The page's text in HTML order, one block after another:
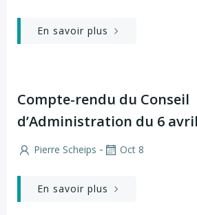
En savoir plus
Compte-rendu du Conseil
d’Administration du 6
Pierre Scheips - Oct 8
En savoir plus